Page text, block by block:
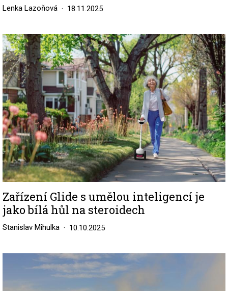
Lenka Lazoňová 18.11.2025
Image
Zařízení Glide s umělou inteligencí je
jako bílá hůl na steroidech
Stanislav Mihulka 10.10.2025